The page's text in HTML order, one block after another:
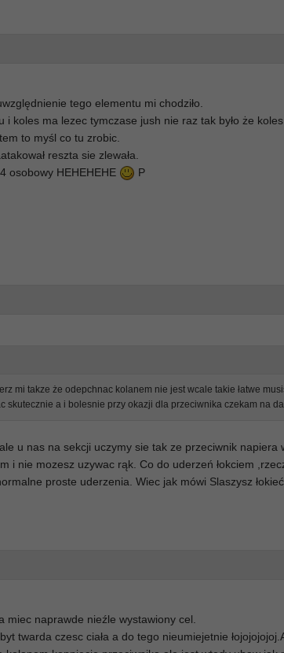
tego elementu mi chodziło.
koles ma lezec tymczase jush nie raz tak było że koles
to myśl co tu zrobic.
reszta sie zlewała.
osobowy HEHEHEHE
P
mi takze że odepchnac kolanem nie jest wcale takie łatwe
skutecznie a i bolesnie przy okazji dla przeciwnika czekam na
u nas na sekcji uczymy sie tak ze przeciwnik napiera
i nie mozesz uzywac rąk. Co do uderzeń łokciem
proste uderzenia. Wiec jak mówi Slaszysz
miec naprawde nieźle wystawiony cel.
twarda czesc ciała a do tego nieumiejetnie